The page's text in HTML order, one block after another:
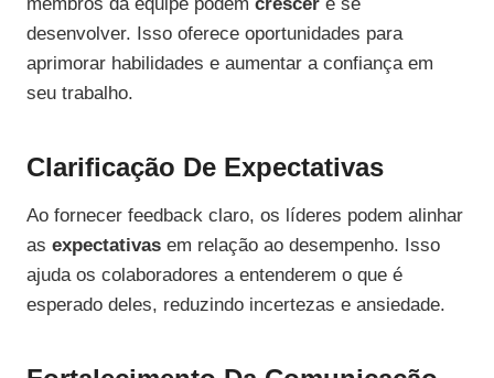
desenvolver. Isso oferece oportunidades para
aprimorar habilidades e aumentar a confiança em
seu trabalho.
Clarificação De Expectativas
Ao fornecer feedback claro, os líderes podem alinhar
as expectativas em relação ao desempenho. Isso
ajuda os colaboradores a entenderem o que é
esperado deles, reduzindo incertezas e ansiedade.